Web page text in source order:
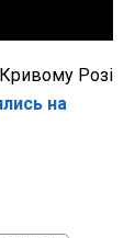
Розі
на